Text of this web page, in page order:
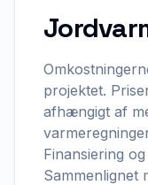
projektet.
afhængigt af
Finansiering
Sammenlignet